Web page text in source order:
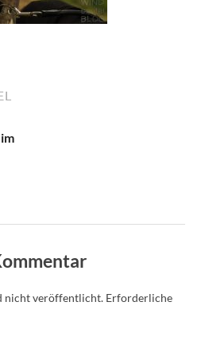
nicht veröffentlicht. Erforderliche